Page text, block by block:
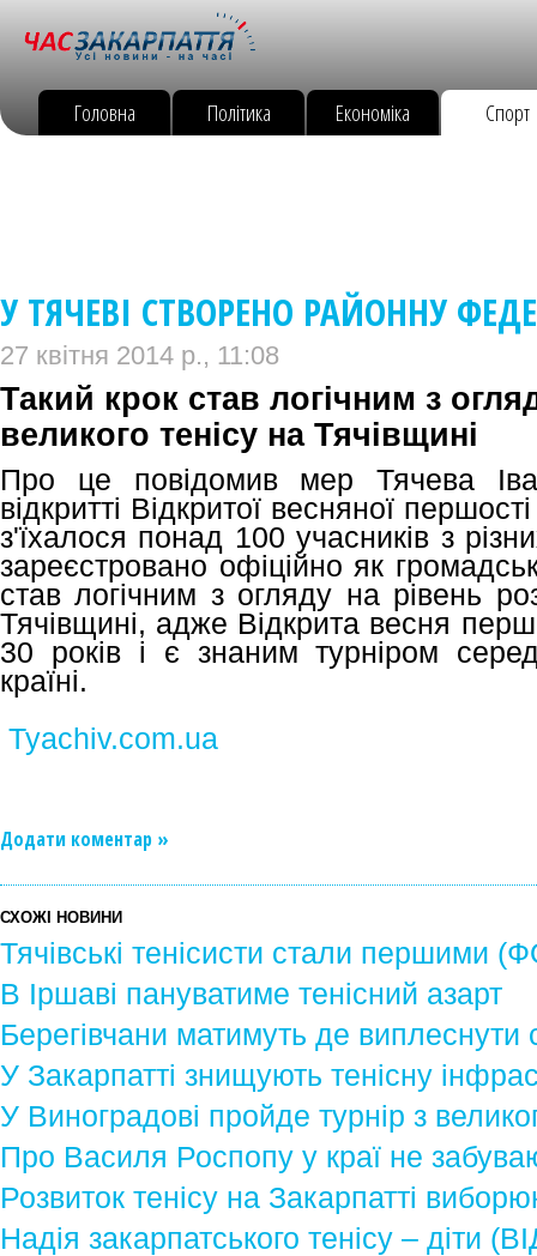
Головна Політика Економіка Спорт
У ТЯЧЕВІ СТВОРЕНО РАЙОННУ
27 квітня 2014 р., 11:08
Такий крок став логічним з
великого тенісу на Тячівщині
Про це повідомив мер Тячева
відкритті Відкритої весняної
з'їхалося понад 100 учасників з
зареєстровано офіційно як
став логічним з огляду на рівень
Тячівщині, адже Відкрита весня
30 років і є знаним турніром
країні.
Tyachiv.com.ua
Додати коментар »
СХОЖІ НОВИНИ
Тячівські тенісисти стали першими
В Іршаві пануватиме тенісний азарт
Берегівчани матимуть де
У Закарпатті знищують тенісну
У Виноградові пройде турнір з
Про Василя Роспопу у краї не
Розвиток тенісу на Закарпатті
Надія закарпатського тенісу – діти